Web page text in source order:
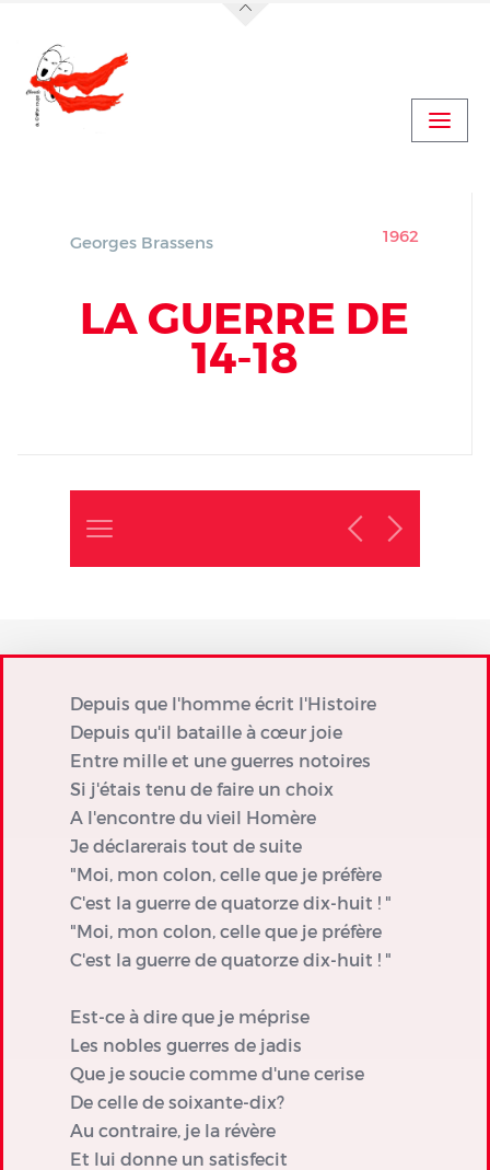
Vidéo Concert Le Boulou
Vidéo Concert Le Boulou (suite)
Georges Brassens 1962
LA GUERRE DE
14-18
Depuis que l'homme écrit l'Histoire
Depuis qu'il bataille à cœur joie
Entre mille et une guerres notoires
Si j'étais tenu de faire un choix
A l'encontre du vieil Homère
Je déclarerais tout de suite
"Moi, mon colon, celle que je préfère
C'est la guerre de quatorze dix-huit ! "
"Moi, mon colon, celle que je préfère
C'est la guerre de quatorze dix-huit ! "
Est-ce à dire que je méprise
Les nobles guerres de jadis
Que je soucie comme d'une cerise
De celle de soixante-dix?
Au contraire, je la révère
Et lui donne un satisfecit